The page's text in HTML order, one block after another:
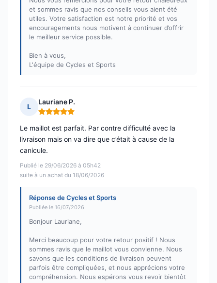
et sommes ravis que nos conseils vous aient été
utiles. Votre satisfaction est notre priorité et vos
encouragements nous motivent à continuer d’offrir
le meilleur service possible.
Bien à vous,
L'équipe de Cycles et Sports
L
Lauriane P.
Note : 5 sur 5
Publié le 29/06/2026 à 05h42
suite à un achat du 18/06/2026
Le maillot est parfait. Par contre difficulté avec la
livraison mais on va dire que c’était à cause de la
canicule.
Réponse de Cycles et Sports
Publiée le 16/07/2026
Bonjour Lauriane,
Merci beaucoup pour votre retour positif ! Nous
sommes ravis que le maillot vous convienne. Nous
savons que les conditions de livraison peuvent
parfois être compliquées, et nous apprécions votre
compréhension. Nous espérons vous revoir bientôt